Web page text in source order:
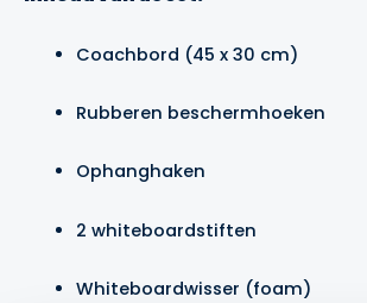
Coachbord (45 x 30 cm)
Rubberen beschermhoeken
Ophanghaken
2 whiteboardstiften
Whiteboardwisser (foam)